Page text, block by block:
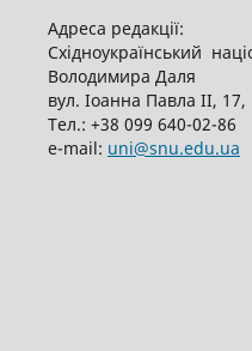
Адреса редакції:
Східноукраїнський
Володимира Даля
вул. Іоанна Павла ІІ,
Тел.: +38 099 640-02-86
е-mail: uni@snu.edu.ua